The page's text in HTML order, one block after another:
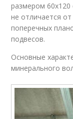
размером 60х120
не отличается
поперечных
подвесов.
Основные
минерального